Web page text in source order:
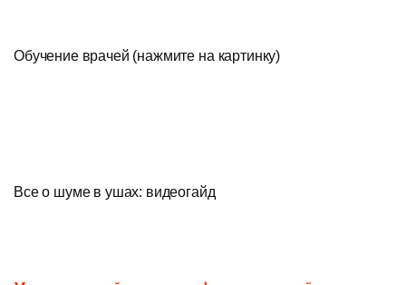
Обучение врачей (нажмите на картинку)
Все о шуме в ушах: видеогайд